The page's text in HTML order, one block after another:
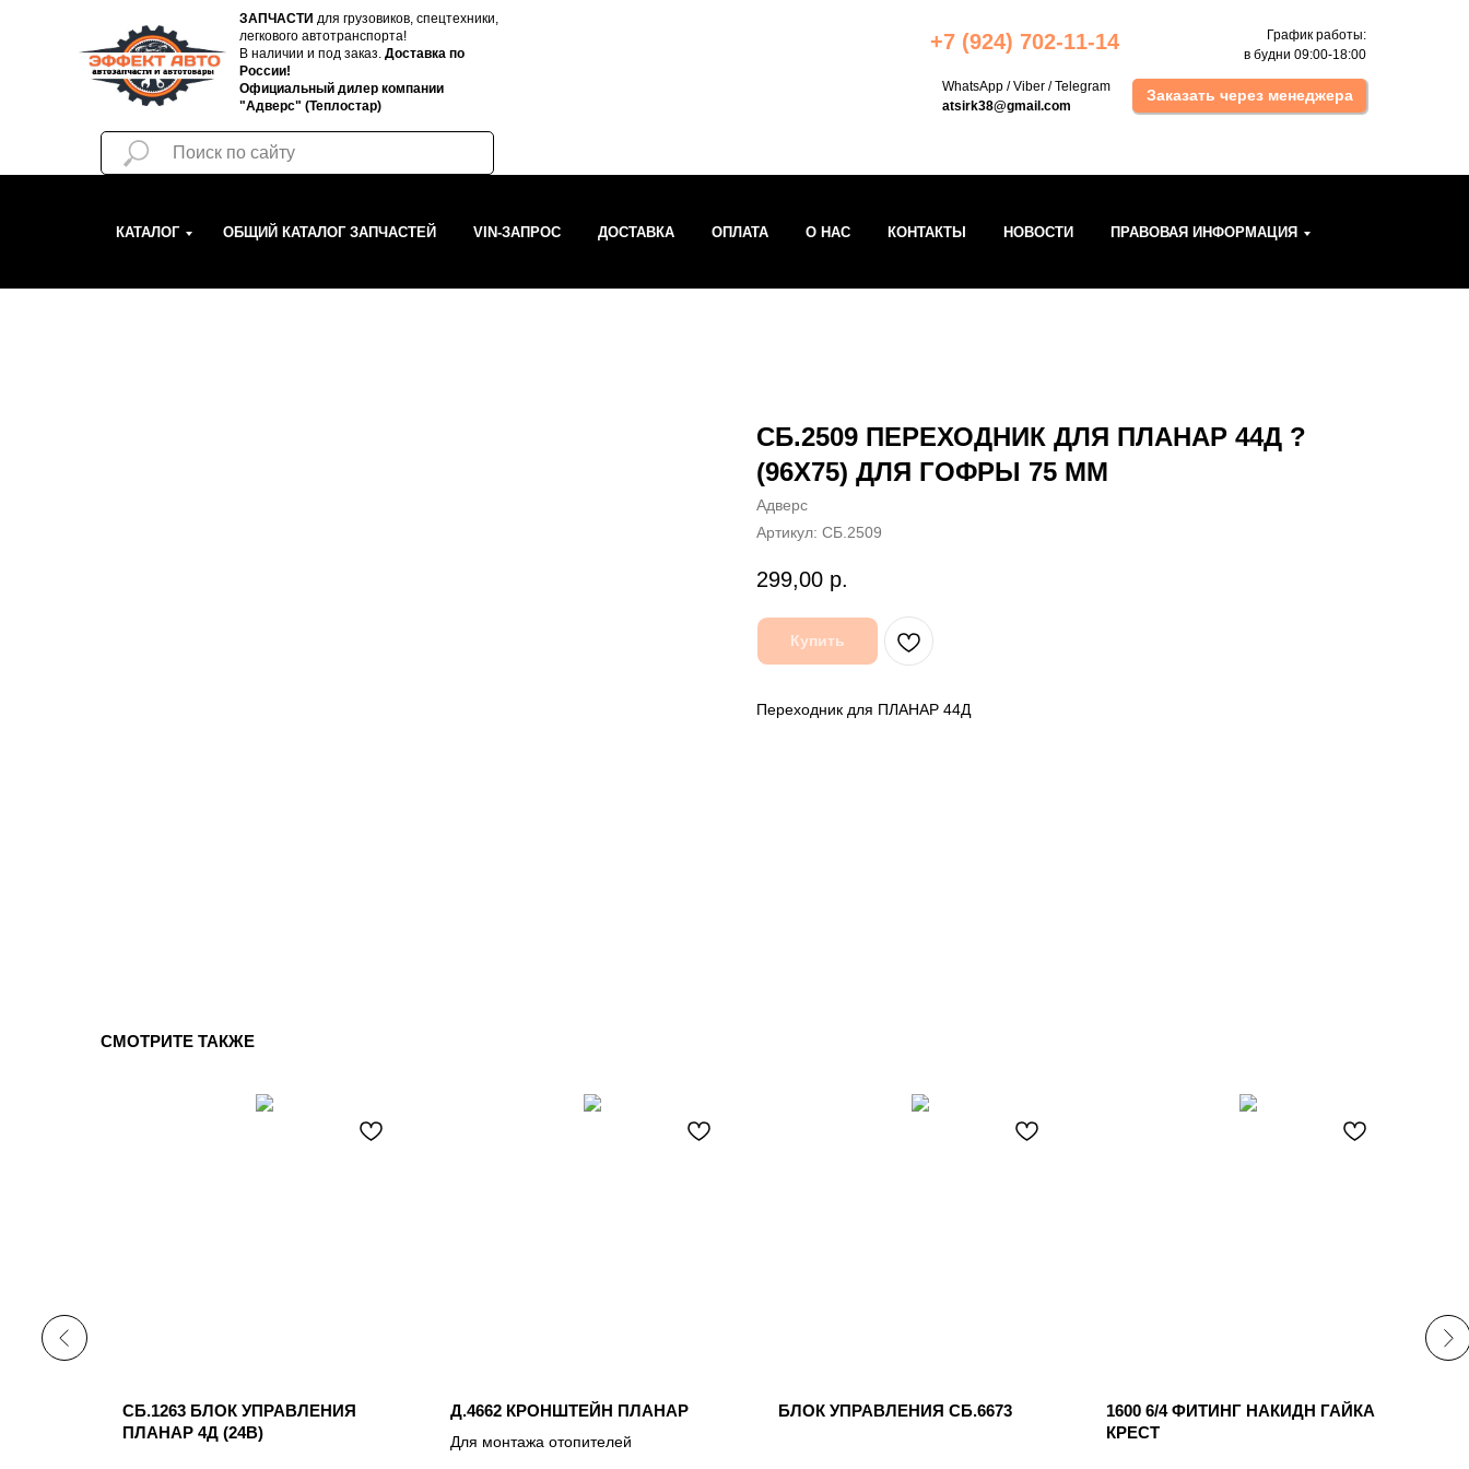
Заказать через менеджера
WhatsApp /Viber /Telegram
atsirk38@gmail.com
График работы:
в будни 09:00-18:00
ЗАПЧАСТИ для грузовиков, спецтехники,
легкового автотранспорта!
В наличии и под заказ. Доставка по
России!
Официальный дилер компании
"Адверс" (Теплостар)
+7 (924) 702 -11-14
КАТАЛОГ ОБЩИЙ КАТАЛОГ ЗАПЧАСТЕЙ VIN-ЗАПРОС ДОСТАВКА ОПЛАТА О НАС КОНТАКТЫ НОВОСТИ ПРАВОВАЯ ИНФОРМАЦИЯ
СБ.2509 ПЕРЕХОДНИК ДЛЯ ПЛАНАР 44Д ?
(96Х75) ДЛЯ ГОФРЫ 75 ММ
Адверс
Артикул: СБ.2509
299,00 р.
Купить
Переходник для ПЛАНАР 44Д
СМОТРИТЕ ТАКЖЕ
СБ.1263 БЛОК УПРАВЛЕНИЯ
ПЛАНАР 4Д (24В)
Д.4662 КРОНШТЕЙН ПЛАНАР
Для монтажа отопителей
БЛОК УПРАВЛЕНИЯ СБ.6673
1600 6/4 ФИТИНГ НАКИДН ГАЙКА
КРЕСТ